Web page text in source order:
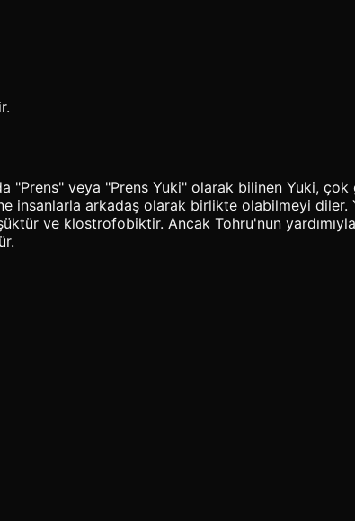
"Prens" veya "Prens Yuki" olarak bilinen Yuki,
insanlarla arkadaş olarak birlikte olabilmeyi
ve klostrofobiktir. Ancak Tohru'nun